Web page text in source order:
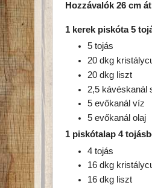
Hozzávalók 26 cm
1 kerek piskóta 5
5 tojás
20 dkg
20 dkg liszt
2,5 kávéskanál
5 evőkanál víz
5 evőkanál olaj
1 piskótalap 4
4 tojás
16 dkg
16 dkg liszt